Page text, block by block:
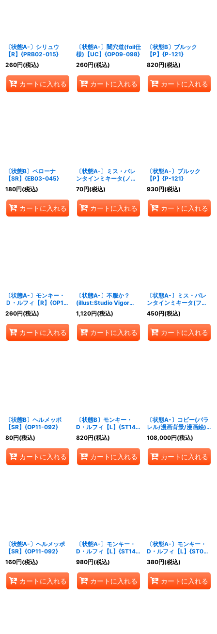
〔状態A-〕シリュウ
【R】{PRB02-015}
260円(税込)
カートに入れる
〔状態A-〕闇穴道(foil仕
様)【UC】{OP09-098}
260円(税込)
カートに入れる
〔状態B〕ブルック
【P】{P-121}
820円(税込)
カートに入れる
〔状態B〕ペローナ
【SR】{EB03-045}
180円(税込)
カートに入れる
〔状態A-〕ミス・バレ
ンタインミキータ(ノー
マル仕
様/illust:NAKAuMA)
【R】{OP14-087}
70円(税込)
カートに入れる
〔状態A-〕ブルック
【P】{P-121}
930円(税込)
カートに入れる
〔状態A-〕モンキー・
Ｄ・ルフィ【R】{OP15-
092}
260円(税込)
カートに入れる
〔状態A-〕不服か？
(illust:Studio Vigor
Co.Ltd)【UC】{OP14-
099}
1,120円(税込)
カートに入れる
〔状態A-〕ミス・バレ
ンタインミキータ(フル
アー
ト/foil/illust:NAKAuMA
)【R】{OP14-087}
450円(税込)
カートに入れる
〔状態B〕ヘルメッポ
【SR】{OP11-092}
80円(税込)
カートに入れる
〔状態B〕モンキー・
D・ルフィ【L】{ST14-
001}
820円(税込)
カートに入れる
〔状態A-〕コビー(パラ
レル/漫画背景/漫画絵)
【SR/SP】{EB04-044}
108,000円(税込)
カートに入れる
〔状態A-〕ヘルメッポ
【SR】{OP11-092}
160円(税込)
カートに入れる
〔状態A-〕モンキー・
D・ルフィ【L】{ST14-
001}
980円(税込)
カートに入れる
〔状態A-〕モンキー・
D・ルフィ【L】{ST08-
001}
380円(税込)
カートに入れる